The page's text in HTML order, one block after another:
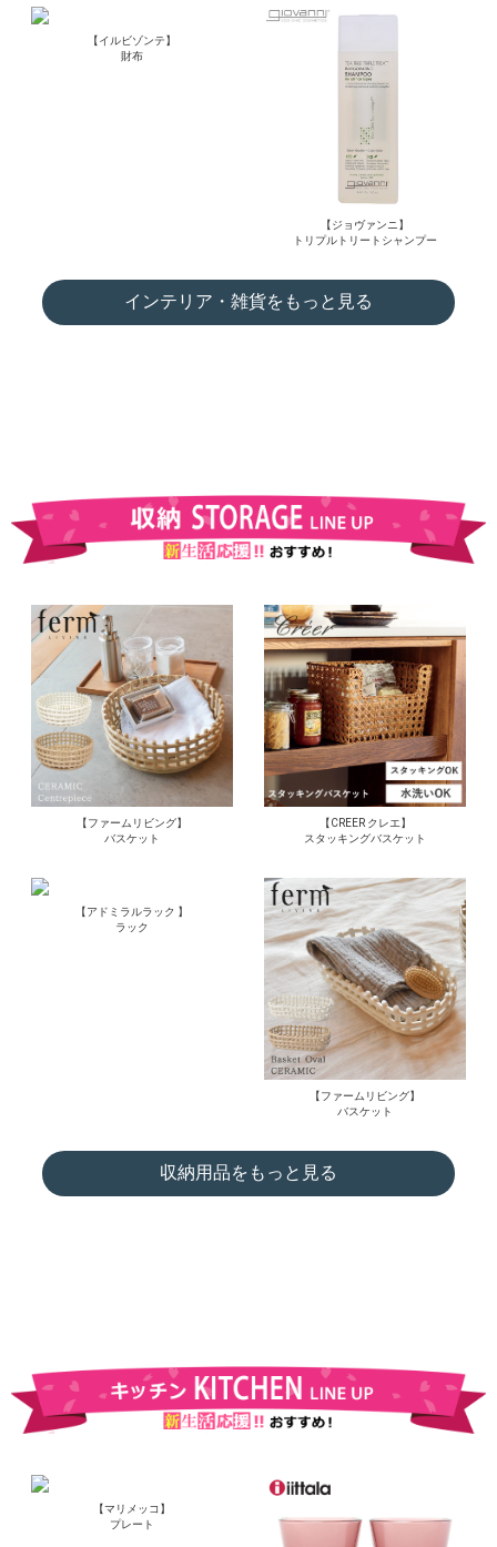
【イルビゾンテ】
財布
【ジョヴァンニ】
トリプルトリートシャンプー
インテリア・雑貨をもっと見る
【ファームリビング】
バスケット
【CREER クレエ】
スタッキングバスケット
【アドミラルラック 】
ラック
【ファームリビング】
バスケット
収納用品をもっと見る
【マリメッコ】
プレート